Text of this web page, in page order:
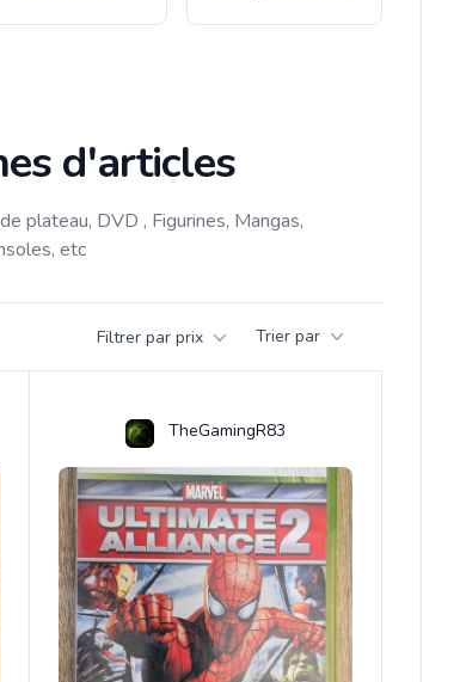
d'articles
plateau, DVD , Figurines, Mangas,
etc
Filtrer par prix Trier par
TheGamingR83